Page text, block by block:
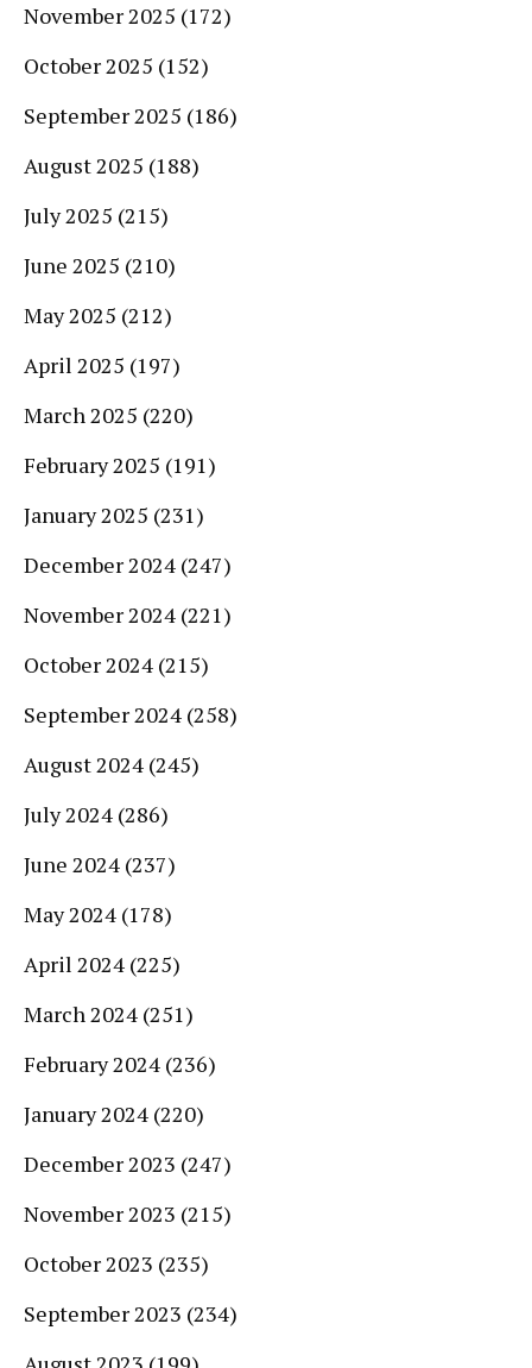
November 2025 (172)
October 2025 (152)
September 2025 (186)
August 2025 (188)
July 2025 (215)
June 2025 (210)
May 2025 (212)
April 2025 (197)
March 2025 (220)
February 2025 (191)
January 2025 (231)
December 2024 (247)
November 2024 (221)
October 2024 (215)
September 2024 (258)
August 2024 (245)
July 2024 (286)
June 2024 (237)
May 2024 (178)
April 2024 (225)
March 2024 (251)
February 2024 (236)
January 2024 (220)
December 2023 (247)
November 2023 (215)
October 2023 (235)
September 2023 (234)